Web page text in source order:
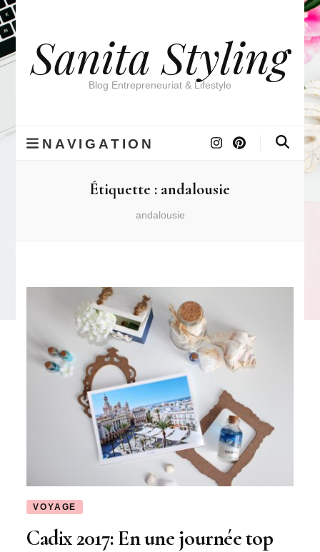
Sanita Styling
Blog Entrepreneuriat & Lifestyle
NAVIGATION
Étiquette : andalousie
andalousie
VOYAGE
Cadix 2017: En une journée top